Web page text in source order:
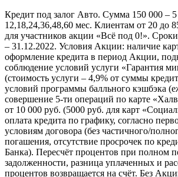
Кредит под залог Авто. Сумма 150 000 –
12,18,24,36,48,60 мес. Клиентам от 20 до
для участников акции «Всё под 0!».
– 31.12.2022. Условия Акции: наличие
оформление кредита в период Акции,
соблюдение условий услуги «Гарантия
(стоимость услуги – 4,9% от суммы
условий программы балльного кэшбэка
совершение 5-ти операций по карте
от 10 000 руб. (5000 руб. для карт
оплата кредита по графику, согласно
условиям договора (без частичного/
погашения, отсутствие просрочек по
Банка). Пересчёт процентов при полном
задолженности, разница уплаченных и
процентов возвращается на счёт. Без